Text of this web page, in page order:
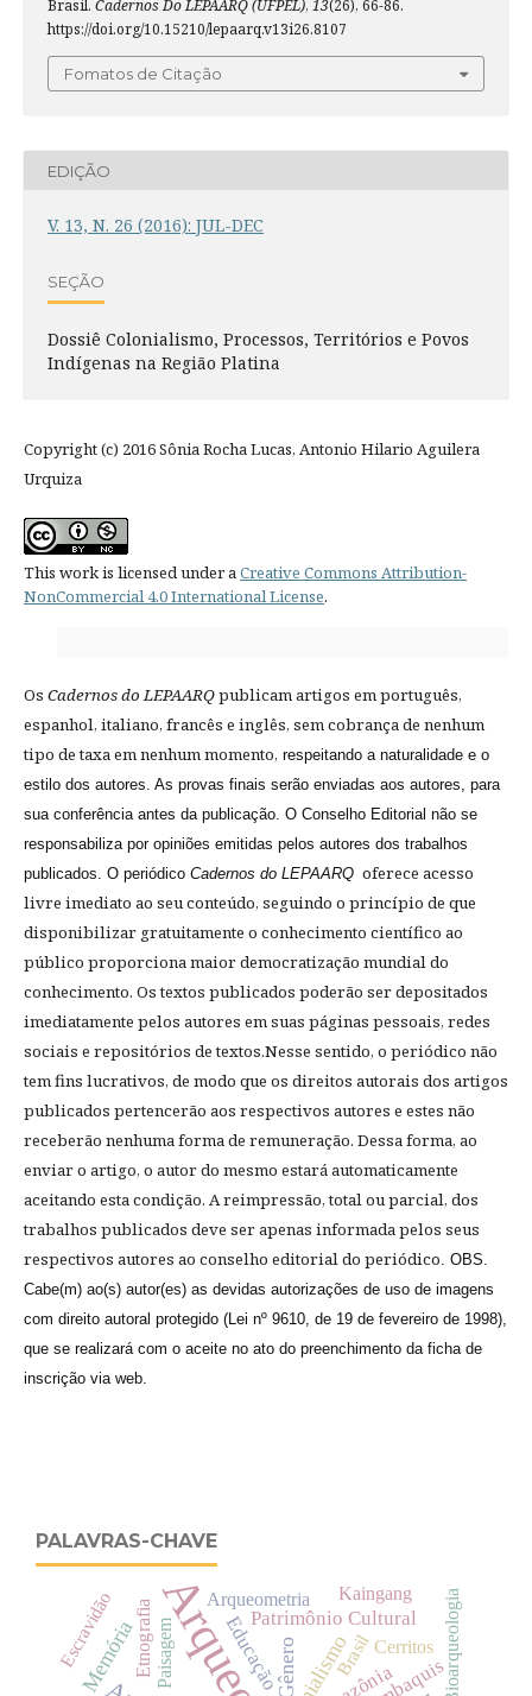
Brasil. Cadernos Do LEPAARQ (UFPEL), 13(26), 66-86.
https://doi.org/10.15210/lepaarq.v13i26.8107
Fomatos de Citação
EDIÇÃO
V. 13, N. 26 (2016): JUL-DEC
SEÇÃO
Dossiê Colonialismo, Processos, Territórios e Povos
Indígenas na Região Platina
Copyright (c) 2016 Sônia Rocha Lucas, Antonio Hilario Aguilera
Urquiza
This work is licensed under aCreative Commons Attribution-
NonCommercial 4.0 International License.
Os Cadernos do LEPAARQpublicam artigos em português,
espanhol, italiano, francês e inglês, sem cobrança de nenhum
tipo de taxa em nenhum momento, respeitando a naturalidade e o
estilo dos autores. As provas finais serão enviadas aos autores, para
sua conferência antes da publicação. O Conselho Editorial não se
responsabiliza por opiniões emitidas pelos autores dos trabalhos
publicados. O periódico Cadernos do LEPAARQ oferece acesso
livre imediato ao seu conteúdo, seguindo o princípio de que
disponibilizar gratuitamente o conhecimento científico ao
público proporciona maior democratização mundial do
conhecimento. Os textos publicados poderão ser depositados
imediatamente pelos autores em suas páginas pessoais, redes
sociais e repositórios de textos.Nesse sentido, o periódico não
tem fins lucrativos, de modo que os direitos autorais dos artigos
publicados pertencerão aos respectivos autores e estes não
receberão nenhuma forma de remuneração. Dessa forma, ao
enviar o artigo, o autor do mesmo estará automaticamente
aceitando esta condição. A reimpressão, total ou parcial, dos
trabalhos publicados deve ser apenas informada pelos seus
respectivos autores ao conselho editorial do periódico. OBS.
Cabe(m) ao(s) autor(es) as devidas autorizações de uso de imagens
com direito autoral protegido (Lei nº 9610, de 19 de fevereiro de 1998),
que se realizará com o aceite no ato do preenchimento da ficha de
inscrição via web.
PALAVRAS-CHAVE
Memória Gênero
EducaçãoPatrimônio Cultural
Paisagem
Etnografia Arqueometria Bioarqueologia
Escravidão Brasil
Kaingang
Cerritos